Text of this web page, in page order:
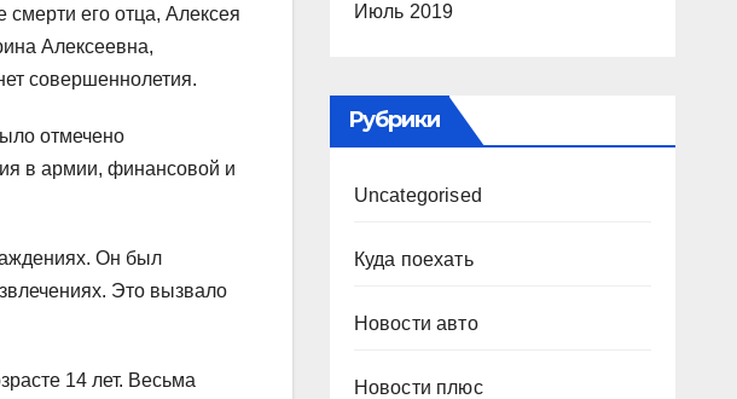
смерти его отца, Алексея
Алексеевна,
совершеннолетия.
отмечено
в армии, финансовой и
Он был
Это вызвало
14 лет. Весьма
Июль 2019
Рубрики
Uncategorised
Куда поехать
Новости авто
Новости плюс